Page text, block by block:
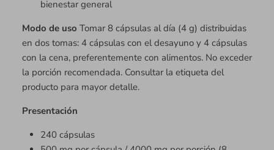
bienestar general
Modo de uso Tomar 8 cápsulas al día (4 g) distribuidas
en dos tomas: 4 cápsulas con el desayuno y 4 cápsulas
con la cena, preferentemente con alimentos. No exceder
la porción recomendada. Consultar la etiqueta del
producto para mayor detalle.
Presentación
240 cápsulas